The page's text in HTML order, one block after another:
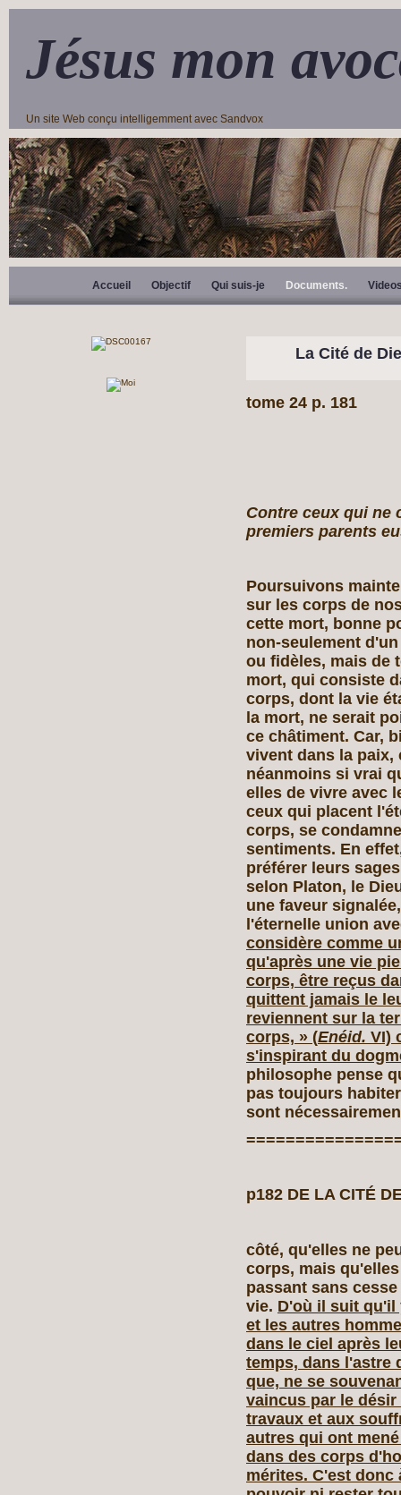
Jésus mon
Un site Web conçu intelligemment avec Sandvox
Accueil Objectif Qui suis-je Documents.
La Cité de
tome 24 p. 181
Contre ceux qui ne
premiers parents
Poursuivons
sur les corps de
cette mort, bonne
non‑seulement
ou fidèles, mais de
mort, qui consiste
corps, dont la vie
la mort, ne serait
ce châtiment. Car,
vivent dans la paix,
néanmoins si vrai
elles de vivre avec
ceux qui placent
corps, se
sentiments. En
préférer leurs
selon Platon, le
une faveur
l'éternelle union
considère comme
qu'après une vie
corps, être reçus
quittent jamais le
reviennent sur la
corps, » (Enéid. VI)
s'inspirant du
philosophe pense
pas toujours
sont
p182 DE LA CITÉ
côté, qu'elles ne
corps, mais
passant sans
vie. D'où il suit qu'il
et les autres
dans le ciel après
temps, dans l'astre
que, ne se
vaincus par le
travaux et aux
autres qui ont
dans des corps
mérites. C'est donc